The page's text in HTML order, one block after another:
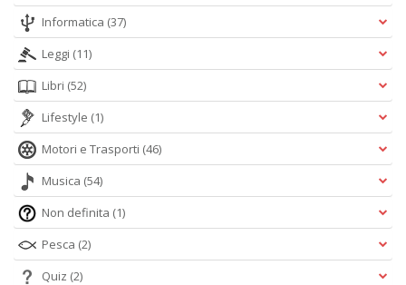
Informatica (37)
Leggi (11)
Libri (52)
Lifestyle (1)
Motori e Trasporti (46)
Musica (54)
Non definita (1)
Pesca (2)
Quiz (2)